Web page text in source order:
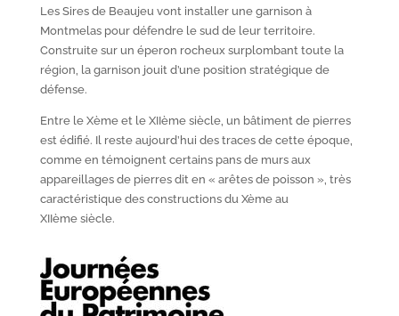
Les Sires de Beaujeu vont installer une garnison à
Montmelas pour défendre le sud de leur territoire.
Construite sur un éperon rocheux surplombant toute la
région, la garnison jouit d’une position stratégique de
défense.
Entre le Xèmeet le XIIèmesiècle, un bâtiment de pierres
est édifié. Il reste aujourd’hui des traces de cette époque,
comme en témoignent certains pans de murs aux
appareillages de pierres dit en « arêtes de poisson », très
caractéristique des constructions du Xèmeau
XIIèmesiècle.